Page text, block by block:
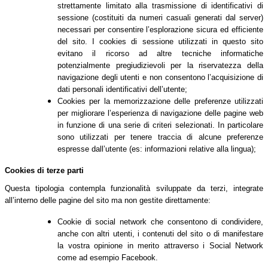
strettamente limitato alla trasmissione di identificativi di
sessione (costituiti da numeri casuali generati dal server)
necessari per consentire l’esplorazione sicura ed efficiente
del sito. I cookies di sessione utilizzati in questo sito
evitano il ricorso ad altre tecniche informatiche
potenzialmente pregiudizievoli per la riservatezza della
navigazione degli utenti e non consentono l’acquisizione di
dati personali identificativi dell’utente;
Cookies per la memorizzazione delle preferenze utilizzati
per migliorare l’esperienza di navigazione delle pagine web
in funzione di una serie di criteri selezionati. In particolare
sono utilizzati per tenere traccia di alcune preferenze
espresse dall’utente (es: informazioni relative alla lingua);
Cookies di terze parti
Questa tipologia contempla funzionalità sviluppate da terzi, integrate
all’interno delle pagine del sito ma non gestite direttamente:
Cookie di social network che consentono di condividere,
anche con altri utenti, i contenuti del sito o di manifestare
la vostra opinione in merito attraverso i Social Network
come ad esempio Facebook.